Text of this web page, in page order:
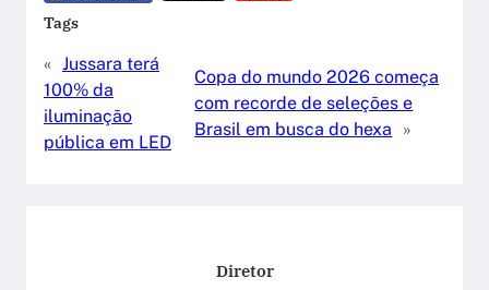
Tags
« Jussara terá
100% da
iluminação
pública em LED
Copa do mundo 2026 começa
com recorde de seleções e
Brasil em busca do hexa
»
Diretor